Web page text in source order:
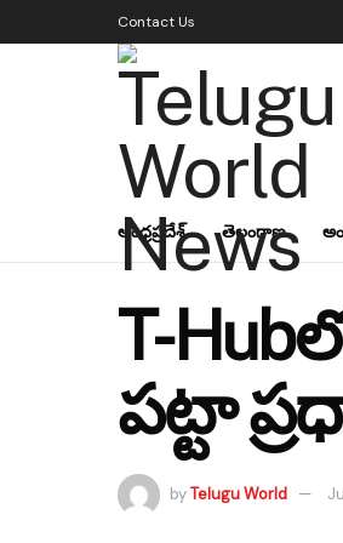
Contact Us
ఆంధ్రప్రదేశ్ తెలంగాణ
T-
పట్టా
byTelugu World